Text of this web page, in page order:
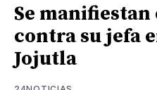
Se
contra su jefa
Jojutla